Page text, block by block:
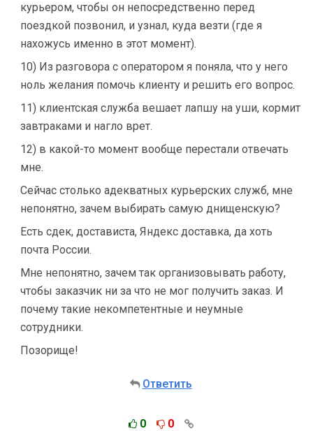
курьером, чтобы он непосредственно перед
поездкой позвонил, и узнал, куда везти (где я
нахожусь именно в этот момент).
10) Из разговора с оператором я поняла, что у него
ноль желания помочь клиенту и решить его вопрос.
11) клиентская служба вешает лапшу на уши, кормит
завтраками и нагло врет.
12) в какой-то момент вообще перестали отвечать
мне.
Сейчас столько адекватных курьерских служб, мне
непонятно, зачем выбирать самую днищенскую?
Есть сдек, достависта, Яндекс доставка, да хоть
почта России.
Мне непонятно, зачем так организовывать работу,
чтобы заказчик ни за что не мог получить заказ. И
почему такие некомпетентные и неумные
сотрудники.
Позорище!
Ответить
0 0